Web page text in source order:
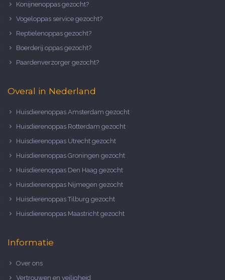
Konijnenoppas gezocht?
Vogeloppas service gezocht?
Reptielenoppas gezocht?
Boerderij oppas gezocht?
Paardenverzorger gezocht?
Overal in Nederland
Huisdierenoppas Amsterdam gezocht
Huisdierenoppas Rotterdam gezocht
Huisdierenoppas Utrecht gezocht
Huisdierenoppas Groningen gezocht
Huisdierenoppas Den Haag gezocht
Huisdierenoppas Nijmegen gezocht
Huisdierenoppas Tilburg gezocht
Huisdierenoppas Maastricht gezocht
Informatie
Over ons
Vertrouwen en veiligheid